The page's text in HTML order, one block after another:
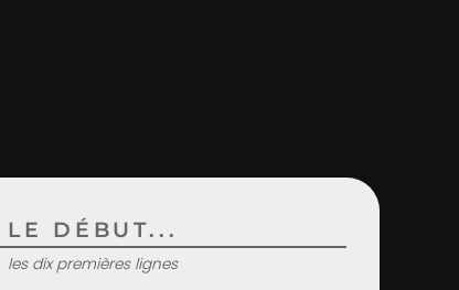
LE DÉBUT...
les dix premières lignes